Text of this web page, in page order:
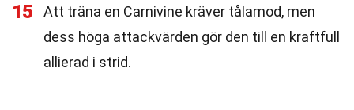
15
Att träna en Carnivine kräver tålamod, men
dess höga attackvärden gör den till en kraftfull
allierad i strid.